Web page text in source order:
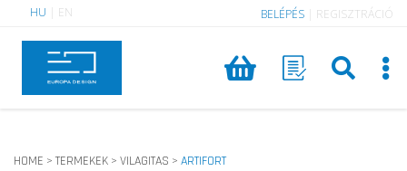
HU EN BELÉPÉS REGISZTRÁCIÓ
HOME > TERMEKEK > VILAGITAS > ARTIFORT